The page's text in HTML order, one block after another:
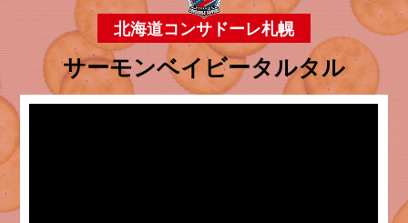
北海道コンサドーレ札幌
サーモンベイビータルタル